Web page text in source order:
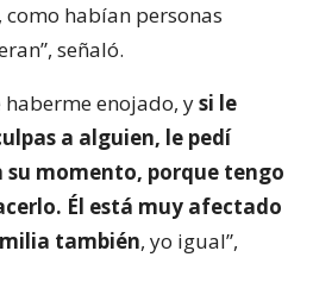
habían personas
señaló.
enojado, ysi le
a alguien, le pedí
su momento, porque tengo
Él está muy afectado
también, yo igual”,